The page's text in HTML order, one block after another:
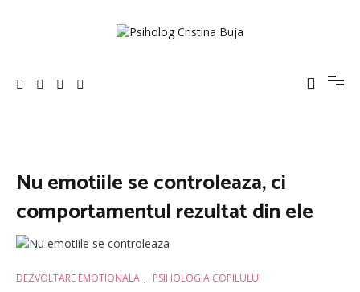
Nu emotiile se controleaza, ci
comportamentul rezultat din ele
DEZVOLTARE EMOTIONALA , PSIHOLOGIA COPILULUI